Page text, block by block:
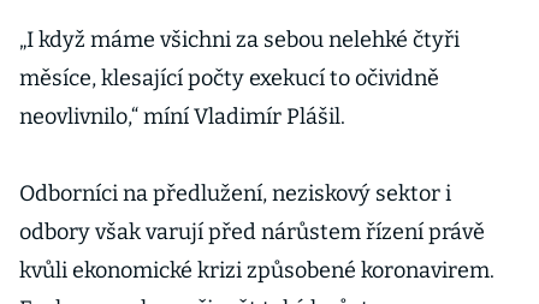
„I když máme všichni za sebou nelehké čtyři
měsíce, klesající počty exekucí to očividně
neovlivnilo,“ míní Vladimír Plášil.
Odborníci na předlužení, neziskový sektor i
odbory však varují před nárůstem řízení právě
kvůli ekonomické krizi způsobené koronavirem.